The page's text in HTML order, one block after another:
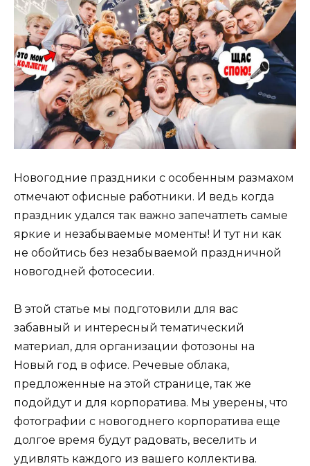
Новогодние праздники с особенным размахом
отмечают офисные работники. И ведь когда
праздник удался так важно запечатлеть самые
яркие и незабываемые моменты! И тут ни как
не обойтись без незабываемой праздничной
новогодней фотосесии.
В этой статье мы подготовили для вас
забавный и интересный тематический
материал, для организации фотозоны на
Новый год в офисе. Речевые облака,
предложенные на этой странице, так же
подойдут и для корпоратива. Мы уверены, что
фотографии с новогоднего корпоратива еще
долгое время будут радовать, веселить и
удивлять каждого из вашего коллектива.